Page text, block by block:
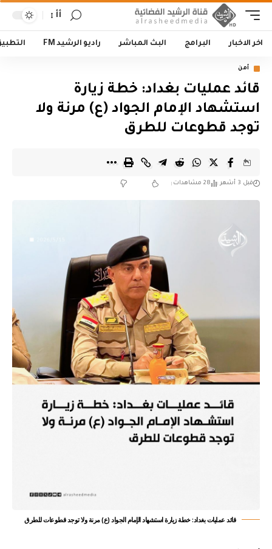
أأ
اخر الاخبار البرامج البث المباشر راديو الرشيد FM
أمن
قائد عمليات بغداد: خطة زيارة
استشهاد الإمام الجواد (ع) مرنة ولا
توجد قطوعات للطرق
قبل 3 أشهر 28 مشاهدات
قائد عمليات بغداد: خطة زيارة استشهاد الإمام الجواد (ع) مرنة ولا توجد قطوعات للطرق